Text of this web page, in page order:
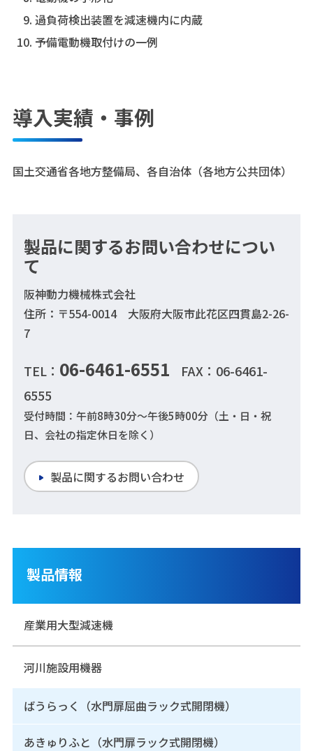
過負荷検出装置を減速機内に内蔵
予備電動機取付けの一例
導入実績・事例
国土交通省各地方整備局、各自治体（各地方公共団体）
製品に関するお問い合わせについ
て
阪神動力機械株式会社
住所：〒554-0014 大阪府大阪市此花区四貫島2-26-
7
TEL： 06-6461-6551
FAX：06-6461-
6555
受付時間：午前8時30分～午後5時00分（土・日・祝
日、会社の指定休日を除く）
製品に関するお問い合わせ
製品情報
産業用大型減速機
河川施設用機器
ばうらっく（水門扉屈曲ラック式開閉機）
あきゅりふと（水門扉ラック式開閉機）